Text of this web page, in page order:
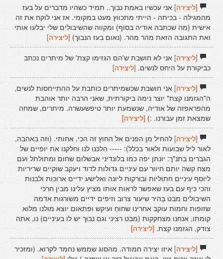
[ליצירה]אני עכשיו באמת נבוך.. תמיד כשהיו מדברים על בעז
מהמגילה - בכיתה - הייתי מתכווץ מעט במקומי. אז אני לוקח את זה
אישית (מה שכתבה אודיה בסוף) ומקווה שהשיבולים שלי יבלעו אותי
ואת התגובה הזאת מהר מהר. (נאום בעז הנבוך) [ליצירה]
[ליצירה]אני לא חושבת ש'הם הגזימו קצת' של מיתרים נכתב
כביקורת על היחס לנשים. [ליצירה]
[ליצירה]אני חושבת שכשמיתרים כותבת על ההתייחסות לנשים,
ה"הגזמנו קצת" יוצר נימה ביקורתית, שאני הרבה יותר אוהבת
מהפראפזה של אודיה, שנשמעת יותר טיפשעשרה. מיתרים, שמחה
שמצאת זמן עבורנו. :)[ליצירה]
[ליצירה]להחיל מן הפנים אל החוץ זה הכי, אחותי. (וזה באהבה,
לאור ליל שבועות ולאור בכלל): ----- הִלכנו לנו וחלקנו את יופיים של
הגברים בתנ"ך: יונתן יפה כמו בלונדיני אבשלום שחום ומתולתל ועם
מצח קשה יותם חיוור עם עיניים גדולות לדוד ויעקב שוקיים שריריות
ליוסף עיניים חתוליות ובורקות ליונה ואלישע ידיים ארוכות ולבנות
והכי כיף עם בעז שאפשר לראות אותו מציץ עלינו מבין חרכי
השיבולים מבט בַּהיר שיעור צרוב וזיפים ידיים משורגות אדמה
שזופות וחמות עוקב אחרינו שחוּחַ ועיקש ופתאום יוצא מולנו מלוא
קומתו, אנחנו מצחקקות (מבט רציני וגם נבוך יש לו בעיניים) נו, אתה
צודק, הגזמנו קצת.[ליצירה]
[ליצירה]איזו יצירה חמודה. מהסוג שממש נחמד לקרוא. (ומזכיר